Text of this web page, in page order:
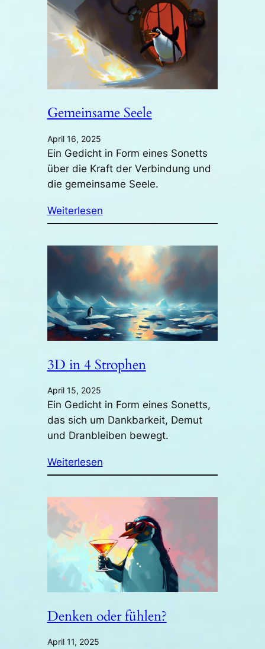
Gemeinsame Seele
April 16, 2025
Ein Gedicht in Form eines Sonetts
über die Kraft der Verbindung und
die gemeinsame Seele.
Weiterlesen
3D in 4 Strophen
April 15, 2025
Ein Gedicht in Form eines Sonetts,
das sich um Dankbarkeit, Demut
und Dranbleiben bewegt.
Weiterlesen
Denken oder fühlen?
April 11, 2025